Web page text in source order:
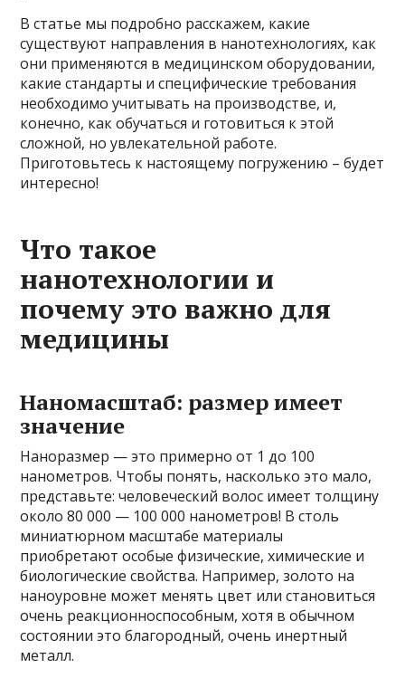
В статье мы подробно расскажем, какие
существуют направления в нанотехнологиях, как
они применяются в медицинском оборудовании,
какие стандарты и специфические требования
необходимо учитывать на производстве, и,
конечно, как обучаться и готовиться к этой
сложной, но увлекательной работе.
Приготовьтесь к настоящему погружению – будет
интересно!
Что такое
нанотехнологии и
почему это важно для
медицины
Наномасштаб: размер имеет
значение
Наноразмер — это примерно от 1 до 100
нанометров. Чтобы понять, насколько это мало,
представьте: человеческий волос имеет толщину
около 80 000 — 100 000 нанометров! В столь
миниатюрном масштабе материалы
приобретают особые физические, химические и
биологические свойства. Например, золото на
наноуровне может менять цвет или становиться
очень реакционноспособным, хотя в обычном
состоянии это благородный, очень инертный
металл.